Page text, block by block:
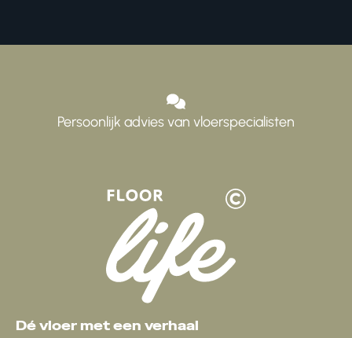
Persoonlijk advies van vloerspecialisten
Dé vloer met een verhaal